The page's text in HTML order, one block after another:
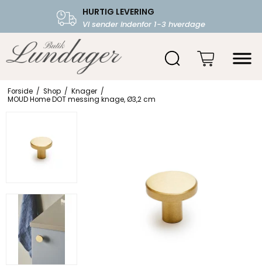
HURTIG LEVERING
Vi sender indenfor 1-3 hverdage
FRI FRAGT OVER 599.-
Starter fra 39,-
Forside / Shop / Knager /
MOUD Home DOT messing knage, Ø3,2 cm